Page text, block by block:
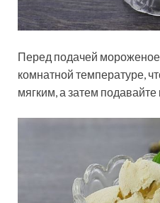
Перед подачей
комнатной температуре,
мягким, а затем подавайте